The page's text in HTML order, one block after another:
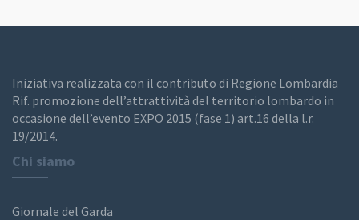
Iniziativa realizzata con il contributo di Regione Lombardia
Rif. promozione dell’attrattività del territorio lombardo in
occasione dell’evento EXPO 2015 (fase 1) art.16 della l.r.
19/2014.
Chi siamo
Giornale del Garda